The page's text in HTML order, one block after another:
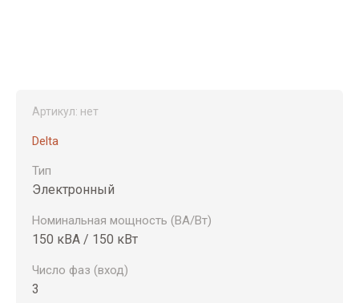
Артикул: нет
Delta
Тип
Электронный
Номинальная мощность (ВА/Вт)
150 кВА / 150 кВт
Число фаз (вход)
3